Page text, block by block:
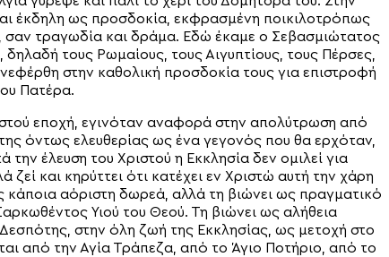
έκδηλη ως προσδοκία, εκφρασμένη ποικιλοτρόπως
σαν τραγωδία και δράμα. Εδώ έκαμε ο Σεβασμιώτατος
τους Ρωμαίους, τους Αιγυπτίους, τους Πέρσες,
στην καθολική προσδοκία τους για επιστροφή
Πατέρα.
εποχή, εγινόταν αναφορά στην απολύτρωση από
όντως ελευθερίας ως ένα γεγονός που θα ερχόταν,
έλευση του Χριστού η Εκκλησία δεν ομιλεί για
και κηρύττει ότι κατέχει εν Χριστώ αυτή την χάρη
κάποια αόριστη δωρεά, αλλά τη βιώνει ως πραγματικό
Υιού του Θεού. Τη βιώνει ως αλήθεια
στην όλη ζωή της Εκκλησίας, ως μετοχή στο
από την Αγία Τράπεζα, από το Άγιο Ποτήριο, από το